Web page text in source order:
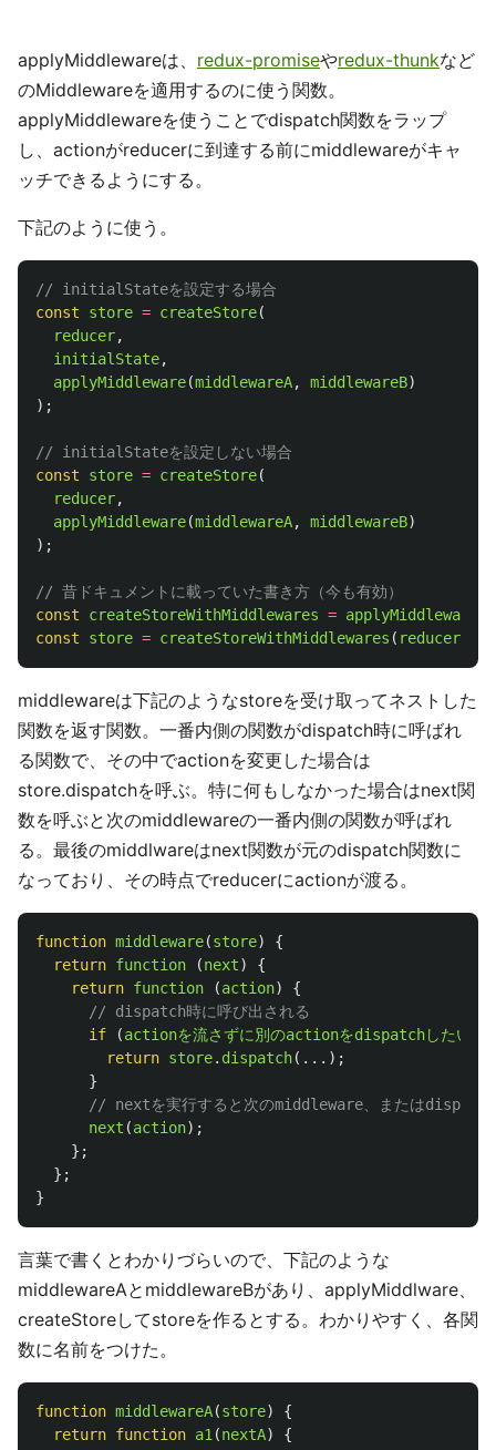
applyMiddlewareは、 redux-promiseやredux-thunkなど
のMiddlewareを適用するのに使う関数。
applyMiddlewareを使うことでdispatch関数をラップ
し、actionがreducerに到達する前にmiddlewareがキャ
ッチできるようにする。
下記のように使う。
// initialStateを設定する場合
const
store = createStore(
reducer,
initialState,
applyMiddleware(middlewareA, middlewareB)
);
// initialStateを設定しない場合
const
store = createStore(
reducer,
applyMiddleware(middlewareA, middlewareB)
);
// 昔ドキュメントに載っていた書き方（今も有効）
const
createStoreWithMiddlewares = applyMiddleware
const
store = createStoreWithMiddlewares ( reducer
middlewareは下記のようなstoreを受け取ってネストした
関数を返す関数。一番内側の関数がdispatch時に呼ばれ
る関数で、その中でactionを変更した場合は
store.dispatchを呼ぶ。特に何もしなかった場合はnext関
数を呼ぶと次のmiddlewareの一番内側の関数が呼ばれ
る。最後のmiddlwareはnext関数が元のdispatch関数に
なっており、その時点でreducerにactionが渡る。
function middleware(store)
{
return function (next)
{
return function (action)
{
// dispatch時に呼び出される
if
(actionを流さずに別のactionをdispatchしたい場
return store. dispatch(...);
}
// nextを実行すると次のmiddleware、またはdispatch
next (action);
};
};
}
言葉で書くとわかりづらいので、下記のような
middlewareAとmiddlewareBがあり、applyMiddlware、
createStoreしてstoreを作るとする。わかりやすく、各関
数に名前をつけた。
function middlewareA(store)
{
return function a1 (nextA)
{